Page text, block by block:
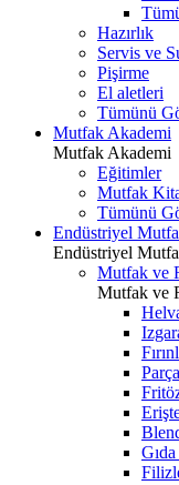
Hazırlık
Servis ve
Pişirme
El aletleri
Tümünü
Mutfak Akademi
Mutfak Akademi
Eğitimler
Mutfak
Tümünü
Endüstriyel
Endüstriyel
Mutfak ve
Mutfak ve